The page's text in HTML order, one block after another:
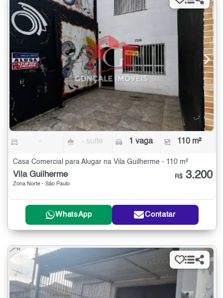
- - suíte 1 vaga 110 m²
Casa Comercial para Alugar na Vila Guilherme - 110 m²
Vila Guilherme
Zona Norte - São Paulo
R$ 3.200
WhatsApp Contatar